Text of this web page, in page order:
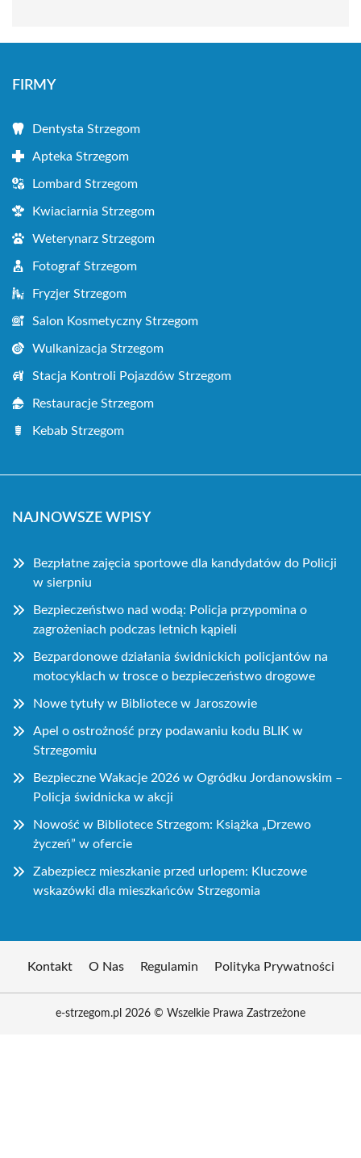
FIRMY
Dentysta Strzegom
Apteka Strzegom
Lombard Strzegom
Kwiaciarnia Strzegom
Weterynarz Strzegom
Fotograf Strzegom
Fryzjer Strzegom
Salon Kosmetyczny Strzegom
Wulkanizacja Strzegom
Stacja Kontroli Pojazdów Strzegom
Restauracje Strzegom
Kebab Strzegom
NAJNOWSZE WPISY
Bezpłatne zajęcia sportowe dla kandydatów do Policji
w sierpniu
Bezpieczeństwo nad wodą: Policja przypomina o
zagrożeniach podczas letnich kąpieli
Bezpardonowe działania świdnickich policjantów na
motocyklach w trosce o bezpieczeństwo drogowe
Nowe tytuły w Bibliotece w Jaroszowie
Apel o ostrożność przy podawaniu kodu BLIK w
Strzegomiu
Bezpieczne Wakacje 2026 w Ogródku Jordanowskim –
Policja świdnicka w akcji
Nowość w Bibliotece Strzegom: Książka „Drzewo
życzeń” w ofercie
Zabezpiecz mieszkanie przed urlopem: Kluczowe
wskazówki dla mieszkańców Strzegomia
Kontakt O Nas Regulamin Polityka Prywatności
e-strzegom.pl 2026 © Wszelkie Prawa Zastrzeżone